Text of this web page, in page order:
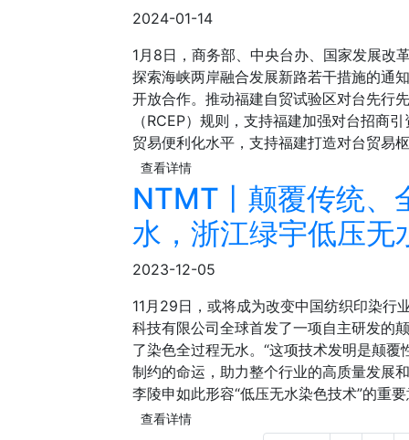
2024-01-14
1月8日，商务部、中央台办、国家发展改
探索海峡两岸融合发展新路若干措施的通
开放合作。推动福建自贸试验区对台先行
（RCEP）规则，支持福建加强对台招商
贸易便利化水平，支持福建打造对台贸易
查看详情
NTMT丨颠覆传统、
水，浙江绿宇低压无
2023-12-05
11月29日，或将成为改变中国纺织印染行
科技有限公司全球首发了一项自主研发
了染色全过程无水。“这项技术发明是颠
制约的命运，助力整个行业的高质量发展
李陵申如此形容“低压无水染色技术”的重
查看详情